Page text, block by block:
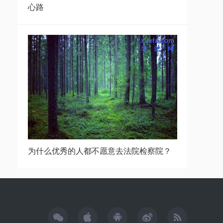
心路
为什么优秀的人都不愿意去法院检察院？